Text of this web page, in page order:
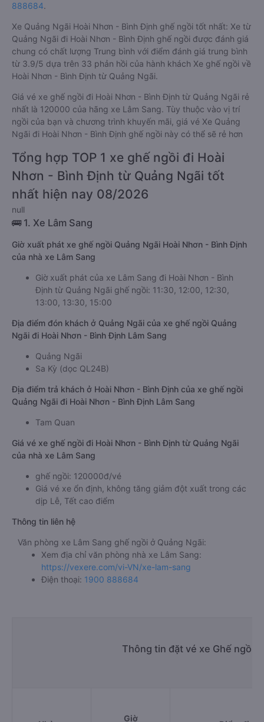
888684.
Xe Quảng Ngãi Hoài Nhơn - Bình Định ghế ngồi tốt nhất: Xe từ
Quảng Ngãi đi Hoài Nhơn - Bình Định ghế ngồi được đánh giá
chung có chất lượng Trung bình với điểm đánh giá trung bình
từ 3.9/5 dựa trên 33 phản hồi của hành khách Xe ghế ngồi về
Hoài Nhơn - Bình Định từ Quảng Ngãi.
Giá vé xe ghế ngồi đi Hoài Nhơn - Bình Định từ Quảng Ngãi rẻ
nhất là 120000 của hãng xe Lâm Sang. Tùy thuộc vào vị trí
ngồi của bạn và chương trình khuyến mãi, giá vé Xe Quảng
Ngãi đi Hoài Nhơn - Bình Định ghế ngồi này có thể sẽ rẻ hơn
Tổng hợp TOP 1 xe ghế ngồi đi Hoài
Nhơn - Bình Định từ Quảng Ngãi tốt
nhất hiện nay 08/2026
null
🚌 1. Xe Lâm Sang
Giờ xuất phát xe ghế ngồi Quảng Ngãi Hoài Nhơn - Bình Định
của nhà xe Lâm Sang
Giờ xuất phát của xe Lâm Sang đi Hoài Nhơn - Bình
Định từ Quảng Ngãi ghế ngồi: 11:30, 12:00, 12:30,
13:00, 13:30, 15:00
Địa điểm đón khách ở Quảng Ngãi của xe ghế ngồi Quảng
Ngãi đi Hoài Nhơn - Bình Định Lâm Sang
Quảng Ngãi
Sa Kỳ (dọc QL24B)
Địa điểm trả khách ở Hoài Nhơn - Bình Định của xe ghế ngồi
Quảng Ngãi đi Hoài Nhơn - Bình Định Lâm Sang
Tam Quan
Giá vé xe ghế ngồi đi Hoài Nhơn - Bình Định từ Quảng Ngãi
của nhà xe Lâm Sang
ghế ngồi: 120000đ/vé
Giá vé xe ổn định, không tăng giảm đột xuất trong các
dịp Lễ, Tết cao điểm
Thông tin liên hệ
Văn phòng xe Lâm Sang ghế ngồi ở Quảng Ngãi:
Xem địa chỉ văn phòng nhà xe Lâm Sang:
https://vexere.com/vi-VN/xe-lam-sang
Điện thoại: 1900 888684
Thông tin đặt vé xe Ghế ngồi
Giờ